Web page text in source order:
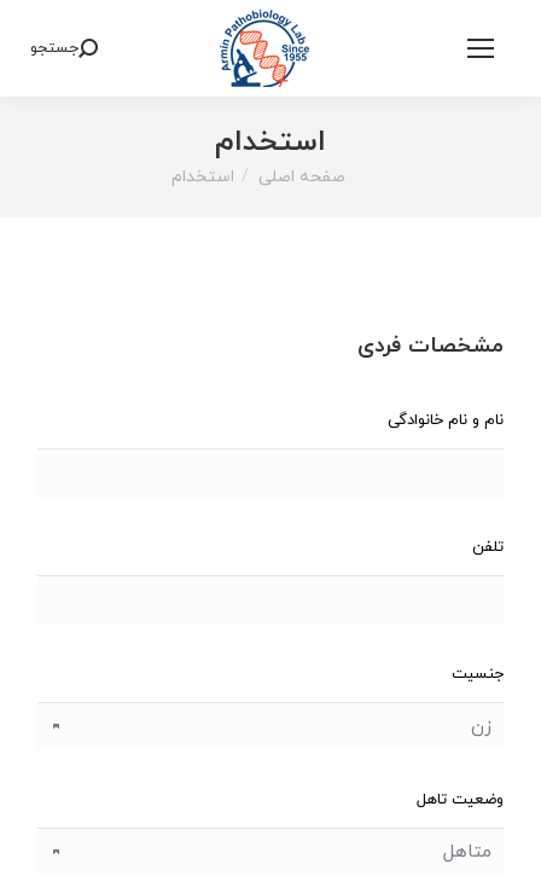
Search:
جستجو
استخدام
You are here:
صفحه اصلی استخدام
مشخصات فردی
نام و نام خانوادگی
تلفن
جنسیت
وضعیت تاهل